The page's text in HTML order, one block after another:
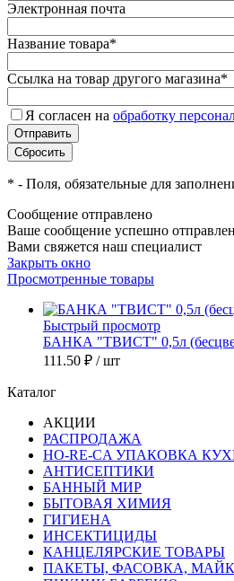
Электронная почта
Название товара*
Ссылка на товар другого магазина*
Я согласен на обработку
* - Поля, обязательные для
Сообщение отправлено
Ваше сообщение успешно
Вами свяжется наш специалист
Закрыть окно
Просмотренные товары
Быстрый просмотр
БАНКА "ТВИСТ" 0,5л
111.50 ₽ / шт
Каталог
АКЦИИ
РАСПРОДАЖА
HO-RE-CA УПАКОВКА
АНТИСЕПТИКИ
БАННЫЙ МИР
БЫТОВАЯ ХИМИЯ
ГИГИЕНА
ИНСЕКТИЦИДЫ
КАНЦЕЛЯРСКИЕ ТОВАРЫ
ПАКЕТЫ, ФАСОВКА,